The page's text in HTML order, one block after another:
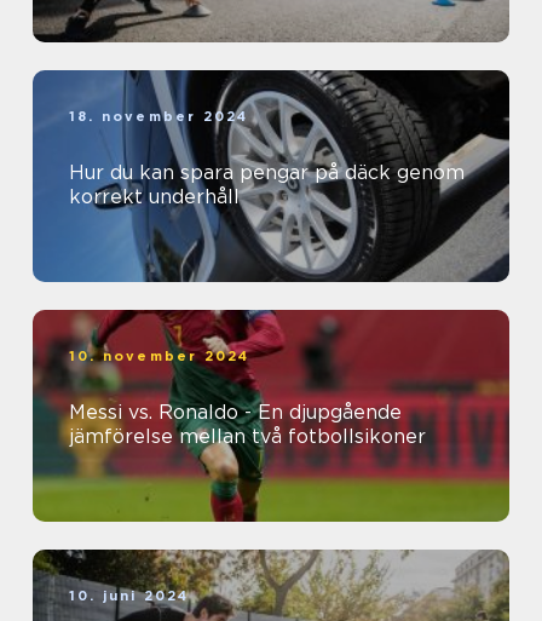
18. november 2024
Hur du kan spara pengar på däck genom
korrekt underhåll
10. november 2024
Messi vs. Ronaldo - En djupgående
jämförelse mellan två fotbollsikoner
10. juni 2024